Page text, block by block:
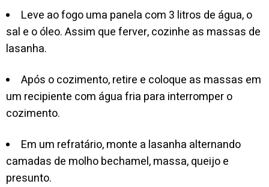
Leve ao fogo uma panela com 3 litros de água, o
sal e o óleo. Assim que ferver, cozinhe as massas de
lasanha.
Após o cozimento, retire e coloque as massas em
um recipiente com água fria para interromper o
cozimento.
Em um refratário, monte a lasanha alternando
camadas de molho bechamel, massa, queijo e
presunto.